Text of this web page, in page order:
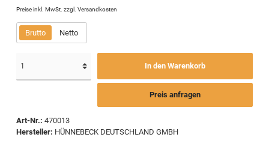
Preise inkl. MwSt. zzgl. Versandkosten
Brutto Netto
In den Warenkorb
Preis anfragen
Art-Nr.: 470013
Hersteller: HÜNNEBECK DEUTSCHLAND GMBH